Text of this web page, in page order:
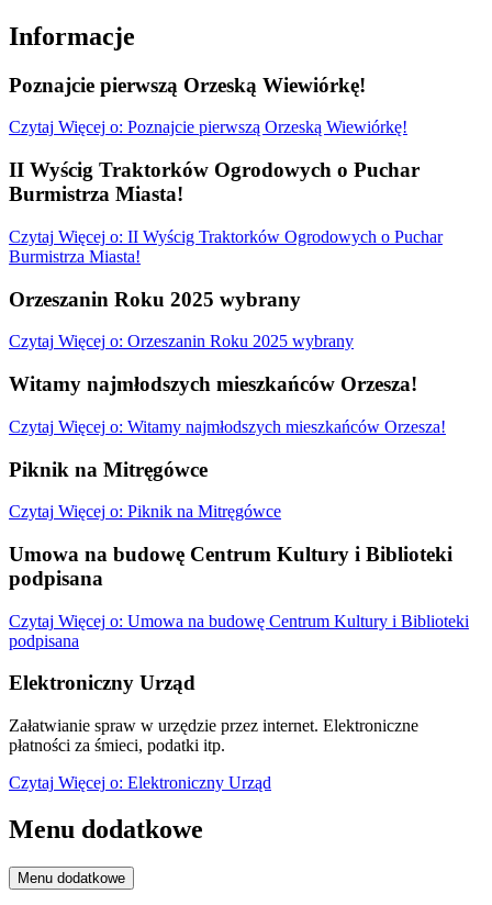
Informacje
Poznajcie pierwszą Orzeską Wiewiórkę!
Czytaj Więcej o: Poznajcie pierwszą Orzeską Wiewiórkę!
II Wyścig Traktorków Ogrodowych o Puchar
Burmistrza Miasta!
Czytaj Więcej o: II Wyścig Traktorków Ogrodowych o Puchar
Burmistrza Miasta!
Orzeszanin Roku 2025 wybrany
Czytaj Więcej o: Orzeszanin Roku 2025 wybrany
Witamy najmłodszych mieszkańców Orzesza!
Czytaj Więcej o: Witamy najmłodszych mieszkańców Orzesza!
Piknik na Mitręgówce
Czytaj Więcej o: Piknik na Mitręgówce
Umowa na budowę Centrum Kultury i Biblioteki
podpisana
Czytaj Więcej o: Umowa na budowę Centrum Kultury i Biblioteki
podpisana
Elektroniczny Urząd
Załatwianie spraw w urzędzie przez internet. Elektroniczne
płatności za śmieci, podatki itp.
Czytaj Więcej o: Elektroniczny Urząd
Menu dodatkowe
Menu dodatkowe